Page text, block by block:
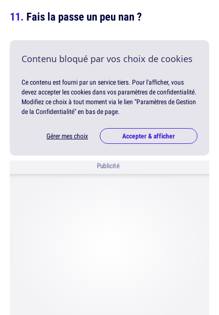
Fais la passe un peu nan ?
Contenu bloqué par vos choix de cookies
Ce contenu est fourni par un service tiers. Pour l'afficher, vous
devez accepter les cookies dans vos paramètres de confidentialité.
Modifiez ce choix à tout moment via le lien "Paramètres de Gestion
de la Confidentialité" en bas de page.
Gérer mes choix Accepter & afficher
Publicité